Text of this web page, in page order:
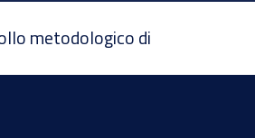
metodologico di